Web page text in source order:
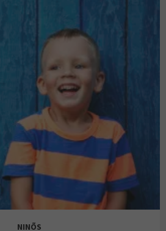
BERSHKA CHICO
CORTEFIEL
NINÕS